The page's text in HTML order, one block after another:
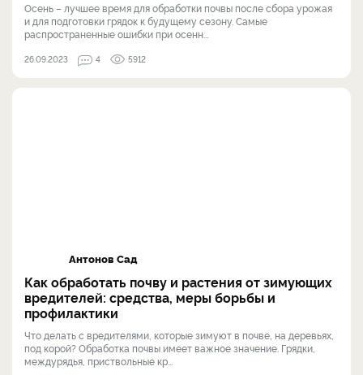
Осень – лучшее время для обработки почвы после сбора урожая
и для подготовки грядок к будущему сезону. Самые
распространенные ошибки при осенн...
26.09.2023 4 5912
Антонов Сад
Как обработать почву и растения от зимующих
вредителей: средства, меры борьбы и
профилактики
Что делать с вредителями, которые зимуют в почве, на деревьях,
под корой? Обработка почвы имеет важное значение. Грядки,
междурядья, приствольные кр...